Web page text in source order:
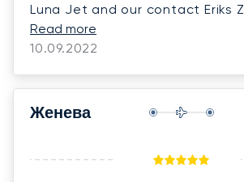
Luna Jet and our contact Eriks
best recommendations Our plane Legacy 650
which was so nice and the staff
wonderful
Read more
10.09.2022
Женева